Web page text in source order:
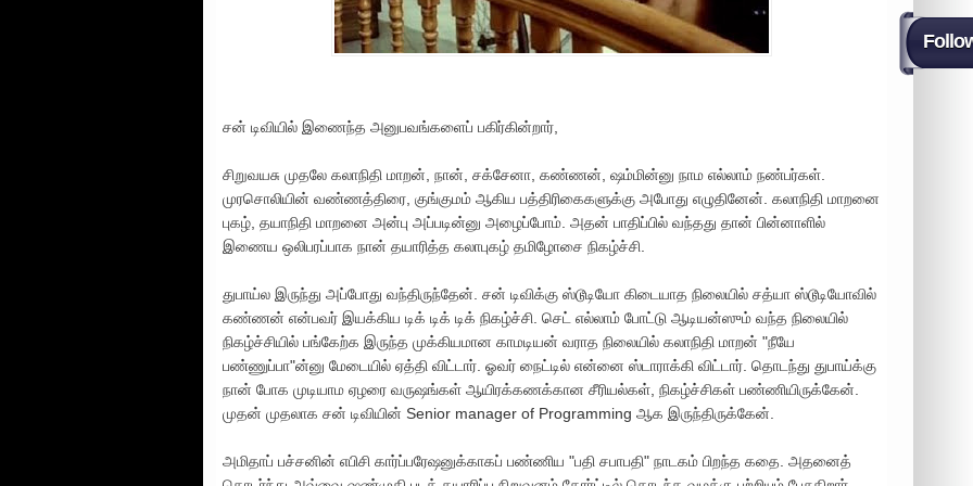
சன் டிவியில் இணைந்த அனுபவங்களைப் பகிர்கின்றார்,
சிறுவயசு முதலே கலாநிதி மாறன், நான், சக்சேனா, கண்ணன், ஷம்மின்னு நாம எல்லாம் நண்பர்கள்.
முரசொலியின் வண்ணத்திரை, குங்குமம் ஆகிய பத்திரிகைகளுக்கு அபோது எழுதினேன். கலாநிதி மாறனை
புகழ், தயாநிதி மாறனை அன்பு அப்படின்னு அழைப்போம். அதன் பாதிப்பில் வந்தது தான் பின்னாளில்
இணைய ஒலிபரப்பாக நான் தயாரித்த கலாபுகழ் தமிழோசை நிகழ்ச்சி.
துபாய்ல இருந்து அப்போது வந்திருந்தேன். சன் டிவிக்கு ஸ்டூடியோ கிடையாத நிலையில் சத்யா ஸ்டூடியோவில்
கண்ணன் என்பவர் இயக்கிய டிக் டிக் டிக் நிகழ்ச்சி. செட் எல்லாம் போட்டு ஆடியன்ஸும் வந்த நிலையில்
நிகழ்ச்சியில் பங்கேற்க இருந்த முக்கியமான காமடியன் வராத நிலையில் கலாநிதி மாறன் "நீயே
பண்ணுப்பா"ன்னு மேடையில் ஏத்தி விட்டார். ஓவர் நைட்டில் என்னை ஸ்டாராக்கி விட்டார். தொடந்து துபாய்க்கு
நான் போக முடியாம ஏழரை வருஷங்கள் ஆயிரக்கணக்கான சீரியல்கள், நிகழ்ச்சிகள் பண்ணியிருக்கேன்.
முதன் முதலாக சன் டிவியின் Senior manager of Programming ஆக இருந்திருக்கேன்.
அமிதாப் பச்சனின் எபிசி கார்ப்பரேஷனுக்காகப் பண்ணிய "பதி சபாபதி" நாடகம் பிறந்த கதை. அதனைத்